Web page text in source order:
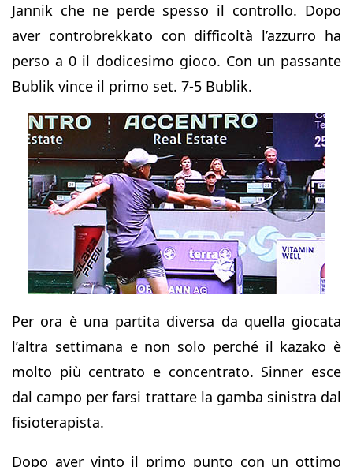
Jannik che ne perde spesso il controllo. Dopo
aver controbrekkato con difficoltà l’azzurro ha
perso a 0 il dodicesimo gioco. Con un passante
Bublik vince il primo set. 7-5 Bublik.
Per ora è una partita diversa da quella giocata
l’altra settimana e non solo perché il kazako è
molto più centrato e concentrato. Sinner esce
dal campo per farsi trattare la gamba sinistra dal
fisioterapista.
Dopo aver vinto il primo punto con un ottimo